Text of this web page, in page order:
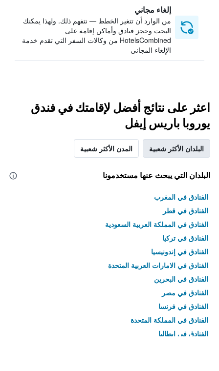
إلغاء مجاني
من الوارد أن تتغير الخطط — نتفهم ذلك. ولهذا يمكنك
البحث وحجز فنادق وأماكن إقامة على
HotelsCombined من وكالات السفر التي تقدم خدمة
الإلغاء المجاني
اعثر على نتائج أفضل لإقامتك في فندق
يوروبا باريس إيفل
البلدان الأكثر شعبية المدن الأكثر شعبية
البلدان التي يبحث عنها مستخدمونا
الفنادق في المغرب
الفنادق في قطر
الفنادق في المملكة العربية السعودية
الفنادق في تركيا
الفنادق في إندونيسيا
الفنادق في الامارات العربية المتحدة
الفنادق في البحرين
الفنادق في مصر
الفنادق في فرنسا
الفنادق في المملكة المتحدة
الفنادق في إيطاليا